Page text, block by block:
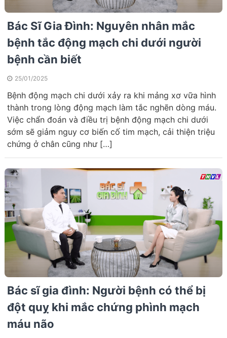
Bác Sĩ Gia Đình: Nguyên nhân mắc
bệnh tắc động mạch chi dưới người
bệnh cần biết
25/01/2025
Bệnh động mạch chi dưới xảy ra khi mảng xơ vữa hình
thành trong lòng động mạch làm tắc nghẽn dòng máu.
Việc chẩn đoán và điều trị bệnh động mạch chi dưới
sớm sẽ giảm nguy cơ biến cố tim mạch, cải thiện triệu
chứng ở chân cũng như […]
Bác sĩ gia đình: Người bệnh có thể bị
đột quỵ khi mắc chứng phình mạch
máu não